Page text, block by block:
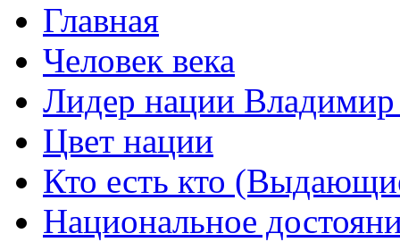
Главная
Человек века
Лидер нации
Цвет нации
Кто есть кто
Национальное